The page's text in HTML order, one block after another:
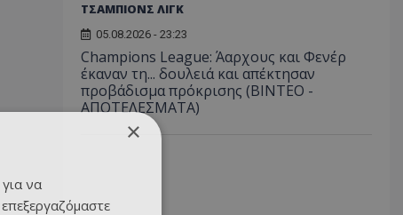
ΤΣΑΜΠΙΟΝΣ ΛΙΓΚ
05.08.2026 - 23:23
Champions League: Άαρχους και Φενέρ
έκαναν τη... δουλειά και απέκτησαν
προβάδισμα πρόκρισης (ΒΙΝΤΕΟ -
ΑΠΟΤΕΛΕΣΜΑΤΑ)
×
να